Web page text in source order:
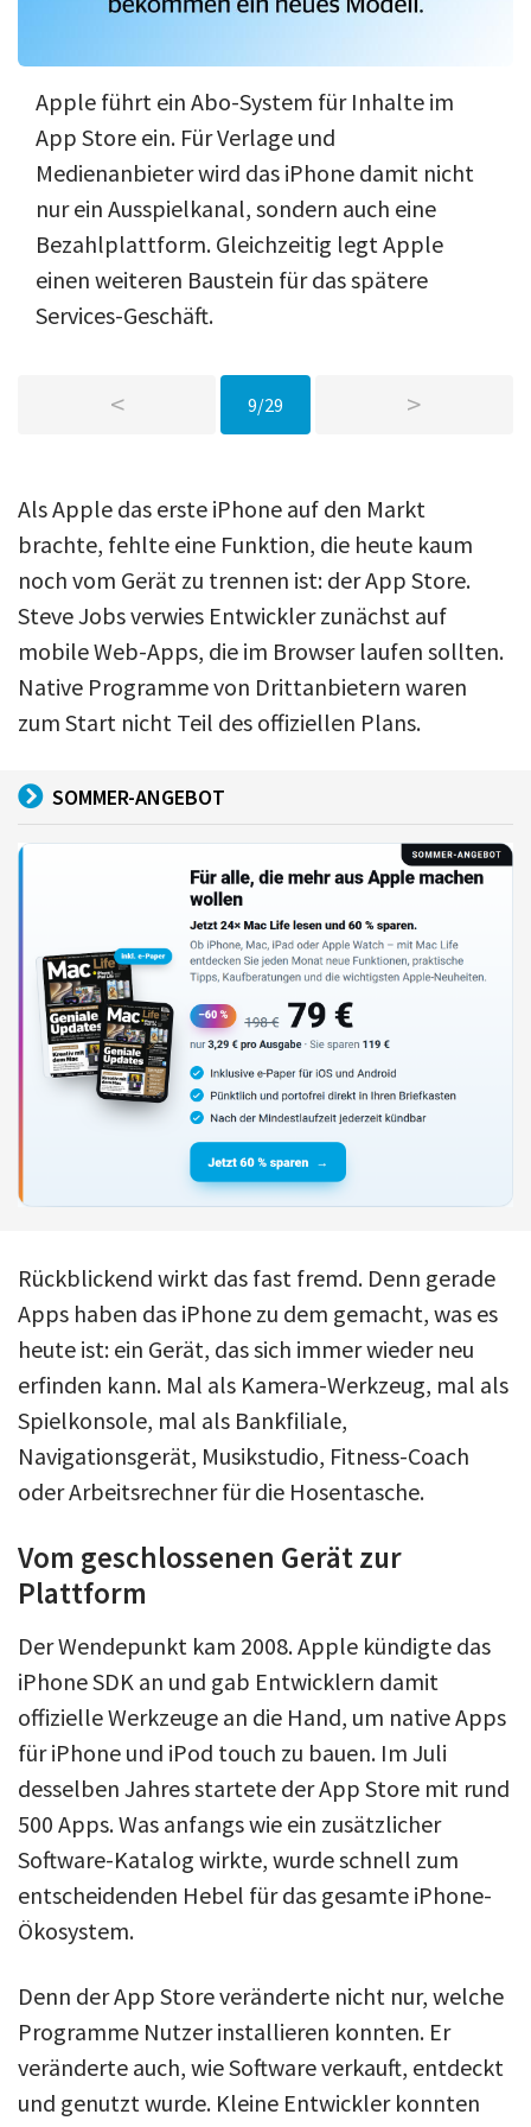
Apple führt ein Abo-System für Inhalte im
App Store ein. Für Verlage und
Medienanbieter wird das iPhone damit nicht
nur ein Ausspielkanal, sondern auch eine
Bezahlplattform. Gleichzeitig legt Apple
einen weiteren Baustein für das spätere
Services-Geschäft.
< 9/29 >
Als Apple das erste iPhone auf den Markt
brachte, fehlte eine Funktion, die heute kaum
noch vom Gerät zu trennen ist: der App Store.
Steve Jobs verwies Entwickler zunächst auf
mobile Web-Apps, die im Browser laufen sollten.
Native Programme von Drittanbietern waren
zum Start nicht Teil des offiziellen Plans.
SOMMER-ANGEBOT
Rückblickend wirkt das fast fremd. Denn gerade
Apps haben das iPhone zu dem gemacht, was es
heute ist: ein Gerät, das sich immer wieder neu
erfinden kann. Mal als Kamera-Werkzeug, mal als
Spielkonsole, mal als Bankfiliale,
Navigationsgerät, Musikstudio, Fitness-Coach
oder Arbeitsrechner für die Hosentasche.
Vom geschlossenen Gerät zur
Plattform
Der Wendepunkt kam 2008. Apple kündigte das
iPhone SDK an und gab Entwicklern damit
offizielle Werkzeuge an die Hand, um native Apps
für iPhone und iPod touch zu bauen. Im Juli
desselben Jahres startete der App Store mit rund
500 Apps. Was anfangs wie ein zusätzlicher
Software-Katalog wirkte, wurde schnell zum
entscheidenden Hebel für das gesamte iPhone-
Ökosystem.
Denn der App Store veränderte nicht nur, welche
Programme Nutzer installieren konnten. Er
veränderte auch, wie Software verkauft, entdeckt
und genutzt wurde. Kleine Entwickler konnten